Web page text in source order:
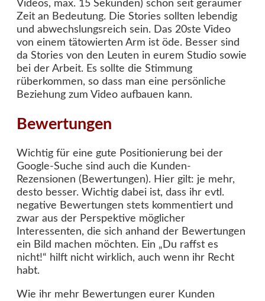
Videos, max. 15 Sekunden) schon seit geraumer
Zeit an Bedeutung. Die Stories sollten lebendig
und abwechslungsreich sein. Das 20ste Video
von einem tätowierten Arm ist öde. Besser sind
da Stories von den Leuten in eurem Studio sowie
bei der Arbeit. Es sollte die Stimmung
rüberkommen, so dass man eine persönliche
Beziehung zum Video aufbauen kann.
Bewertungen
Wichtig für eine gute Positionierung bei der
Google-Suche sind auch die Kunden-
Rezensionen (Bewertungen). Hier gilt: je mehr,
desto besser. Wichtig dabei ist, dass ihr evtl.
negative Bewertungen stets kommentiert und
zwar aus der Perspektive möglicher
Interessenten, die sich anhand der Bewertungen
ein Bild machen möchten. Ein „Du raffst es
nicht!“ hilft nicht wirklich, auch wenn ihr Recht
habt.
Wie ihr mehr Bewertungen eurer Kunden